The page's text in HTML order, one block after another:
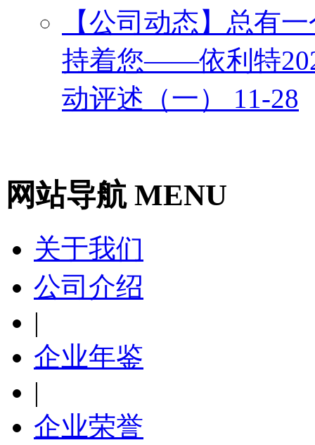
【公司动态】总有
持着您——依利特
动评述（一） 11-28
网站导航 MENU
关于我们
公司介绍
|
企业年鉴
|
企业荣誉